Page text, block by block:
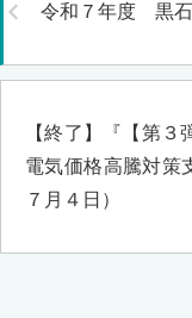
令和７年度 黒石
【終了】『【第
電気価格高騰対策
７月４日）